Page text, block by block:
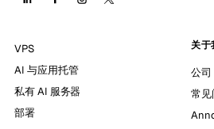
VPS
AI 与应用托管
私有 AI 服务器
部署
关于
公司
常见